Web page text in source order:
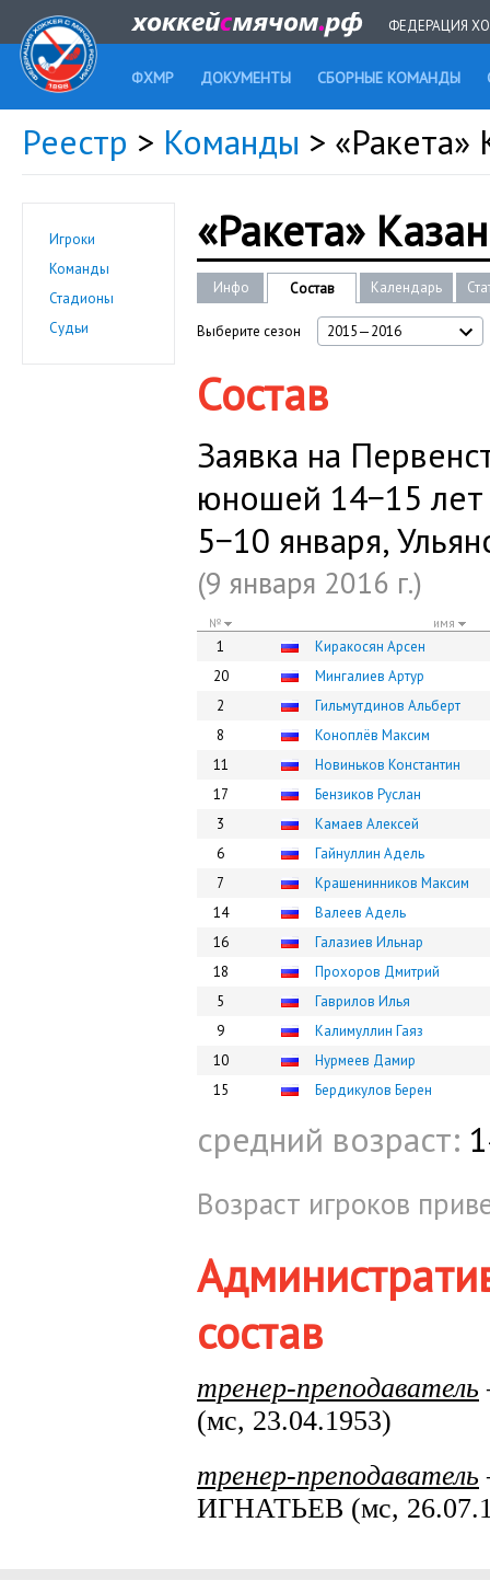
ФЕДЕРАЦИЯ
ФХМР ДОКУМЕНТЫ СБОРНЫЕ КОМАНДЫ
Реестр > Команды >
Игроки
Команды
Стадионы
Судьи
«Ракета»
Инфо Состав Календарь
Выберите сезон 2015—2016
Состав
Заявка на
юношей 14−15 лет
5−10 января,
(9 января 2016 г.)
№ имя
1
Киракосян Арсен
20
Мингалиев Артур
2
Гильмутдинов Альберт
8
Коноплёв Максим
11
Новиньков Константин
17
Бензиков Руслан
3
Камаев Алексей
6
Гайнуллин Адель
7
Крашенинников Максим
14
Валеев Адель
16
Галазиев Ильнар
18
Прохоров Дмитрий
5
Гаврилов Илья
9
Калимуллин Гаяз
10
Нурмеев Дамир
15
Бердикулов Берен
средний возраст:
Возраст игроков
состав
тренер-преподаватель
(мс, 23.04.1953)
тренер-преподаватель
ИГНАТЬЕВ (мс,